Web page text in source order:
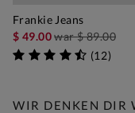
Frankie Jeans
$ 49.00war$ 89.00
(12)
WIR DENKEN DIR